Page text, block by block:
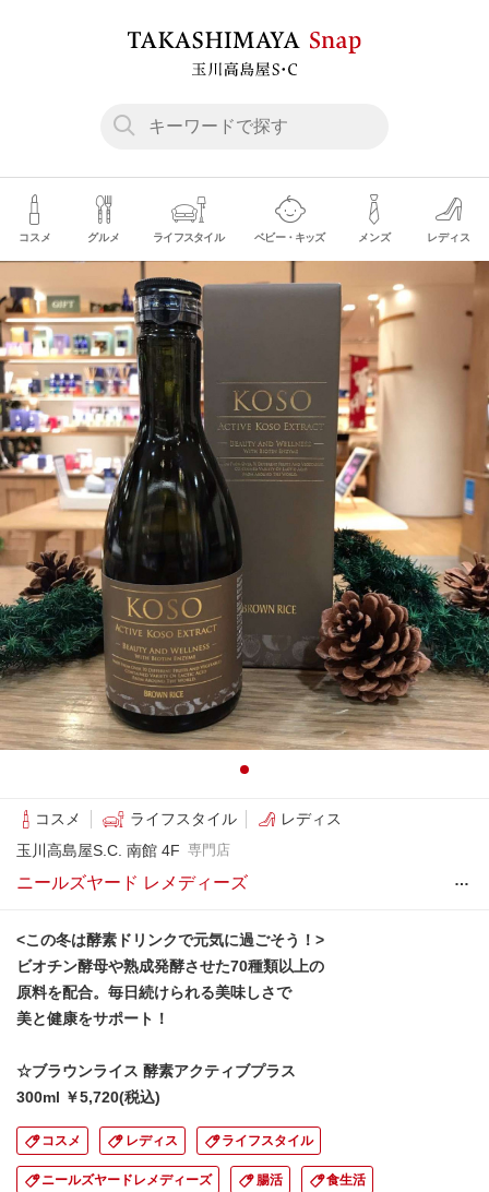
コスメ グルメ ライフスタイル ベビー・キッズ メンズ レディス
コスメ ライフスタイル
レディス
玉川高島屋S.C. 南館 4F 専門店
ニールズヤード レメディーズ …
<この冬は酵素ドリンクで元気に過ごそう！>
ビオチン酵母や熟成発酵させた70種類以上の
原料を配合。毎日続けられる美味しさで
美と健康をサポート！
☆ブラウンライス 酵素アクティブプラス
300ml ￥5,720(税込)
コスメ レディス ライフスタイル
ニールズヤードレメディーズ 腸活 食生活